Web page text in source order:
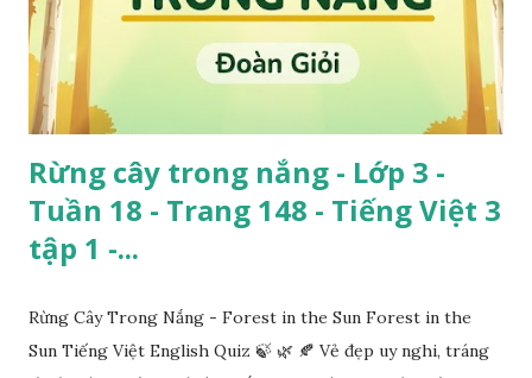
Rừng cây trong nắng - Lớp 3 -
Tuần 18 - Trang 148 - Tiếng Việt 3
tập 1 -...
Rừng Cây Trong Nắng - Forest in the Sun Forest in the
Sun Tiếng Việt English Quiz 🍃 🌿 🍂 Vẻ đẹp uy nghi, tráng